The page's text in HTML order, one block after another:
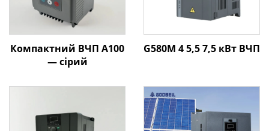
Компактний ВЧП A100
— сірий
G580M 4 5,5 7,5 кВт ВЧП